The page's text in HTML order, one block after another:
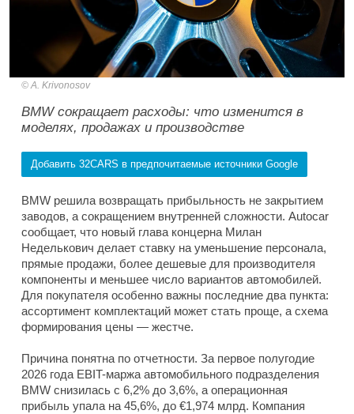
A. Krivonosov
BMW сокращает расходы: что изменится в
моделях, продажах и производстве
Добавить 32CARS в предпочитаемые источники Google
BMW решила возвращать прибыльность не закрытием
заводов, а сокращением внутренней сложности. Autocar
сообщает, что новый глава концерна Милан
Неделькович делает ставку на уменьшение персонала,
прямые продажи, более дешевые для производителя
компоненты и меньшее число вариантов автомобилей.
Для покупателя особенно важны последние два пункта:
ассортимент комплектаций может стать проще, а схема
формирования цены — жестче.
Причина понятна по отчетности. За первое полугодие
2026 года EBIT-маржа автомобильного подразделения
BMW снизилась с 6,2% до 3,6%, а операционная
прибыль упала на 45,6%, до €1,974 млрд. Компания